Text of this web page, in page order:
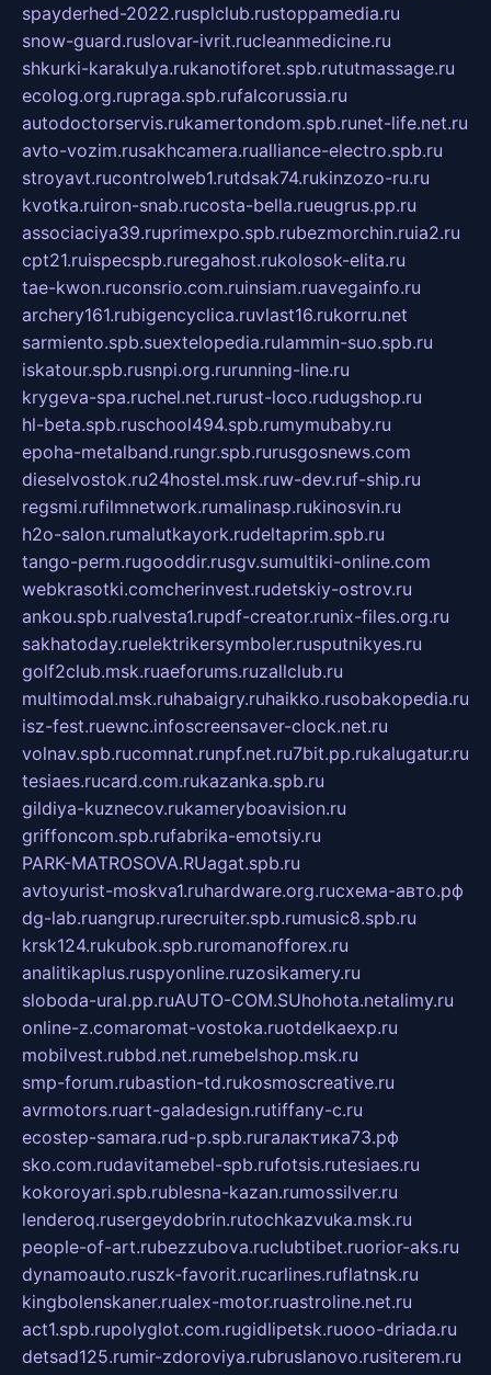
spayderhed-2022.rusplclub.rustoppamedia.ru
snow-guard.ruslovar-ivrit.rucleanmedicine.ru
shkurki-karakulya.rukanotiforet.spb.rututmassage.ru
ecolog.org.rupraga.spb.rufalcorussia.ru
autodoctorservis.rukamertondom.spb.runet-life.net.ru
avto-vozim.rusakhcamera.rualliance-electro.spb.ru
stroyavt.rucontrolweb1.rutdsak74.rukinzozo-ru.ru
kvotka.ruiron-snab.rucosta-bella.rueugrus.pp.ru
associaciya39.ruprimexpo.spb.rubezmorchin.ruia2.ru
cpt21.ruispecspb.ruregahost.rukolosok-elita.ru
tae-kwon.ruconsrio.com.ruinsiam.ruavegainfo.ru
archery161.rubigencyclica.ruvlast16.rukorru.net
sarmiento.spb.suextelopedia.rulammin-suo.spb.ru
iskatour.spb.rusnpi.org.rurunning-line.ru
krygeva-spa.ruchel.net.rurust-loco.rudugshop.ru
hl-beta.spb.ruschool494.spb.rumymubaby.ru
epoha-metalband.rungr.spb.rurusgosnews.com
dieselvostok.ru24hostel.msk.ruw-dev.ruf-ship.ru
regsmi.rufilmnetwork.rumalinasp.rukinosvin.ru
h2o-salon.rumalutkayork.rudeltaprim.spb.ru
tango-perm.rugooddir.rusgv.sumultiki-online.com
webkrasotki.comcherinvest.rudetskiy-ostrov.ru
ankou.spb.rualvesta1.rupdf-creator.runix-files.org.ru
sakhatoday.ruelektrikersymboler.rusputnikyes.ru
golf2club.msk.ruaeforums.ruzallclub.ru
multimodal.msk.ruhabaigry.ruhaikko.rusobakopedia.ru
isz-fest.ruewnc.infoscreensaver-clock.net.ru
volnav.spb.rucomnat.runpf.net.ru7bit.pp.rukalugatur.ru
tesiaes.rucard.com.rukazanka.spb.ru
gildiya-kuznecov.rukameryboavision.ru
griffoncom.spb.rufabrika-emotsiy.ru
PARK-MATROSOVA.RUagat.spb.ru
avtoyurist-moskva1.ruhardware.org.ruсхема-авто.рф
dg-lab.ruangrup.rurecruiter.spb.rumusic8.spb.ru
krsk124.rukubok.spb.ruromanofforex.ru
analitikaplus.ruspyonline.ruzosikamery.ru
sloboda-ural.pp.ruAUTO-COM.SUhohota.netalimy.ru
online-z.comaromat-vostoka.ruotdelkaexp.ru
mobilvest.rubbd.net.rumebelshop.msk.ru
smp-forum.rubastion-td.rukosmoscreative.ru
avrmotors.ruart-galadesign.rutiffany-c.ru
ecostep-samara.rud-p.spb.ruгалактика73.рф
sko.com.rudavitamebel-spb.rufotsis.rutesiaes.ru
kokoroyari.spb.rublesna-kazan.rumossilver.ru
lenderoq.rusergeydobrin.rutochkazvuka.msk.ru
people-of-art.rubezzubova.ruclubtibet.ruorior-aks.ru
dynamoauto.ruszk-favorit.rucarlines.ruflatnsk.ru
kingbolenskaner.rualex-motor.ruastroline.net.ru
act1.spb.rupolyglot.com.rugidlipetsk.ruooo-driada.ru
detsad125.rumir-zdoroviya.rubruslanovo.rusiterem.ru